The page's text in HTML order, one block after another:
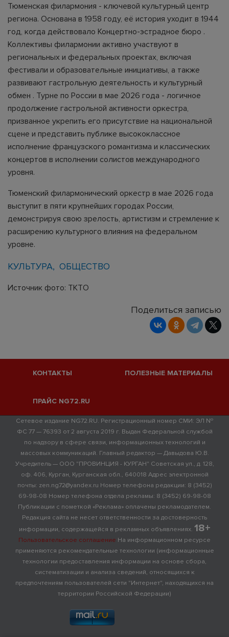
Тюменская филармония - ключевой культурный центр
региона. Основана в 1958 году, её история уходит в 1944
год, когда действовало Концертно-эстрадное бюро .
Коллективы филармонии активно участвуют в
региональных и федеральных проектах, включая
фестивали и образовательные инициативы, а также
развивают гастрольную деятельность и культурный
обмен . Турне по России в мае 2026 года - логичное
продолжение гастрольной активности оркестра,
призванное укрепить его присутствие на национальной
сцене и представить публике высококлассное
исполнение французского романтизма и классических
концертов в исполнении солистов международного
уровня.
Тюменский филармонический оркестр в мае 2026 года
выступит в пяти крупнейших городах России,
демонстрируя свою зрелость, артистизм и стремление к
расширению культурного влияния на федеральном
уровне.
КУЛЬТУРА ОБЩЕСТВО
Источник фото: ТКТО
Поделиться записью
КОНТАКТЫ ПОЛЕЗНЫЕ МАТЕРИАЛЫ
ПРАЙС NG72.RU
Сетевое издание NG72.RU. Регистрационный номер СМИ: ЭЛ №
ФС 77 — 76393 от 2 августа 2019 г. Выдан Федеральной службой
по надзору в сфере связи, информационных технологий и
массовых коммуникаций. Главный редактор — Давыдова Ю.В.
Учредитель — ООО "ПРОВИНЦИЯ - КУРГАН" Советская ул., д. 128,
оф. 406, Курган, Курганская обл., 640018 Адрес электронной
почты: zen.ng72@yandex.ru Номер телефона редакции: 8 (3452)
69-98-08 Номер телефона отдела рекламы: 8 (3452) 69-98-08
Публикации с пометкой «Реклама» оплачены рекламодателем.
Редакция сайта не несет ответственности за достоверность
информации, содержащейся в рекламных объявлениях. 18+
Пользовательское соглашение На информационном ресурсе
применяются рекомендательные технологии (информационные
технологии предоставления информации на основе сбора,
систематизации и анализа сведений, относящихся к
предпочтениям пользователей сети "Интернет", находящихся на
территории Российской Федерации)